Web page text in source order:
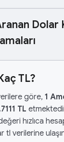
Dolar
TL?
göre, 1
TL
hızlıca
tl verilerine